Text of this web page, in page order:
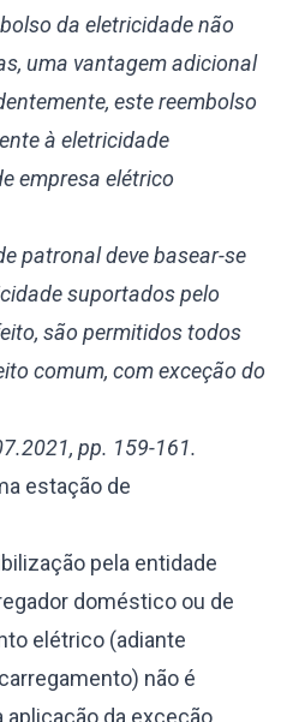
da eletricidade não
uma vantagem adicional
este reembolso
à eletricidade
empresa elétrico
patronal deve basear-se
suportados pelo
são permitidos todos
comum, com exceção do
pp. 159-161.
estação de
pela entidade
doméstico ou de
elétrico (adiante
não é
aplicação da exceção